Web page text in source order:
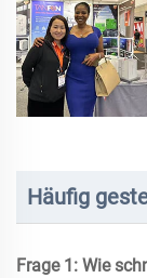
Häufig
Frage 1: Wie